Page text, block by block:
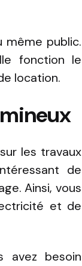
même public.
fonction le
location.
les travaux
de
Ainsi, vous
et de
avez besoin